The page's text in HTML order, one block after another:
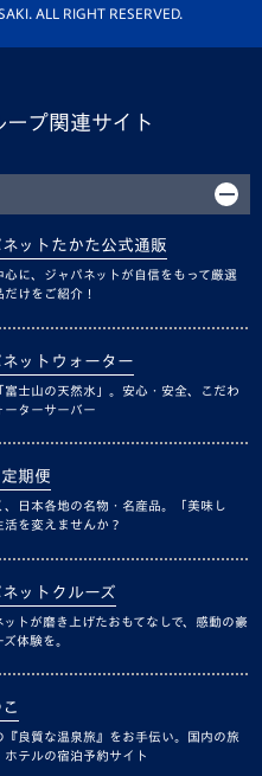
ALL RIGHT RESERVED.
プ関連サイト
ネットたかた公式通販
心に、ジャパネットが自信をもって厳選
だけをご紹介！
ネットウォーター
富士山の天然水」。安心・安全、こだわ
ーターサーバー
期便
、日本各地の名物・名産品。「美味し
活を変えませんか？
ットクルーズ
ットが磨き上げたおもてなしで、感動の豪
体験を。
『良質な温泉旅』をお手伝い。国内の旅
ホテルの宿泊予約サイト